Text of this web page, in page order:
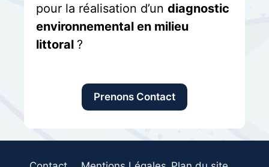
pour la réalisation d’un diagnostic
environnemental en milieu
littoral ?
Prenons Contact